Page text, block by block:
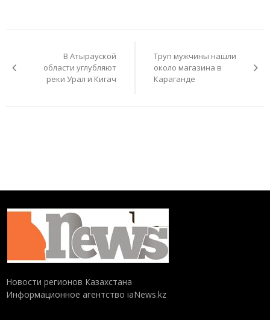
записям
В Атырауской
области углубляют
реки Урал и Кигач
Труп мужчины нашли
около магазина в
Караганде
Новости регионов Казахстана
Информационное агентство iaNews.kz